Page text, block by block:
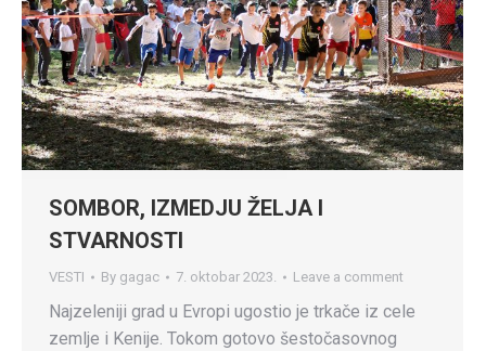
SOMBOR, IZMEDJU ŽELJA I
STVARNOSTI
VESTI By gagac 7. oktobar 2023. Leave a comment
Najzeleniji grad u Evropi ugostio je trkače iz cele
zemlje i Kenije. Tokom gotovo šestočasovnog